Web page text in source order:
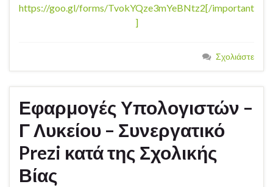
https://goo.gl/forms/TvokYQze3mYeBNtz2[/important
]
Σχολιάστε
Εφαρμογές Υπολογιστών –
Γ Λυκείου – Συνεργατικό
Prezi κατά της Σχολικής
Βίας